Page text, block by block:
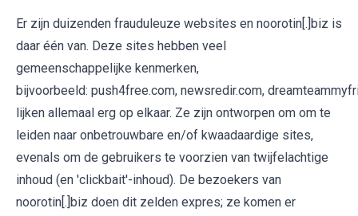
Er zijn duizenden frauduleuze websites en noorotin[.]biz is
daar één van. Deze sites hebben veel
gemeenschappelijke kenmerken,
bijvoorbeeld: push4free.com, newsredir.com,
lijken allemaal erg op elkaar. Ze zijn ontworpen om om te
leiden naar onbetrouwbare en/of kwaadaardige sites,
evenals om de gebruikers te voorzien van twijfelachtige
inhoud (en 'clickbait'-inhoud). De bezoekers van
noorotin[.]biz doen dit zelden expres; ze komen er